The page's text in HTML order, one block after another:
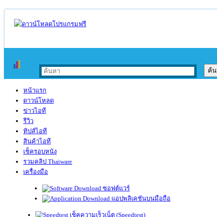
หน้าแรก
ดาวน์โหลด
ข่าวไอที
รีวิว
ทิปส์ไอที
สินค้าไอที
เช็ครอบหนัง
รวมคลิป Thaiware
เครื่องมือ
ซอฟต์แวร์
แอปพลิเคชันบนมือถือ
เช็คความเร็วเน็ต (Speedtest)